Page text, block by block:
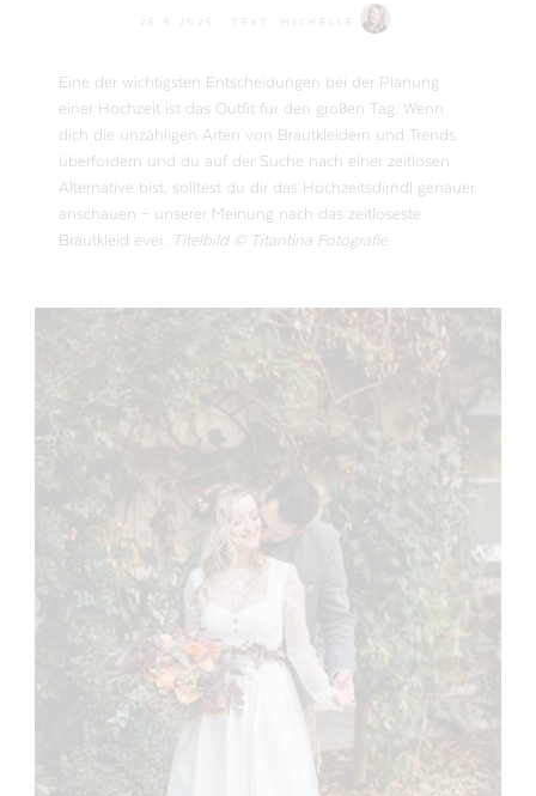
26.6.2025 • TEXT: MICHELLE
Eine der wichtigsten Entscheidungen bei der Planung
einer Hochzeit ist das Outfit für den großen Tag. Wenn
dich die unzähligen Arten von Brautkleidern und Trends
überfordern und du auf der Suche nach einer zeitlosen
Alternative bist, solltest du dir das Hochzeitsdirndl genauer
anschauen – unserer Meinung nach das zeitloseste
Brautkleid ever. Titelbild © Titantina Fotografie